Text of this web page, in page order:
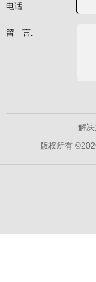
电话
留 言:
解决
版权所有